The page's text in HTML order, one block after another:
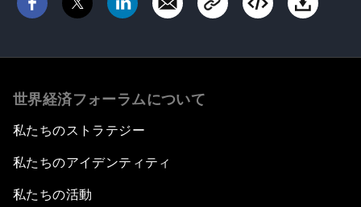
世界経済フォーラムについて
私たちのストラテジー
私たちのアイデンティティ
私たちの活動